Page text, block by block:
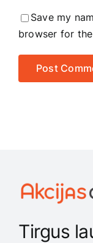
Save my
browser for
Tirgus